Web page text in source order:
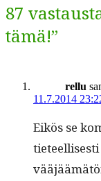
87
tämä!”
rellu
11.7.2014
Eikös se